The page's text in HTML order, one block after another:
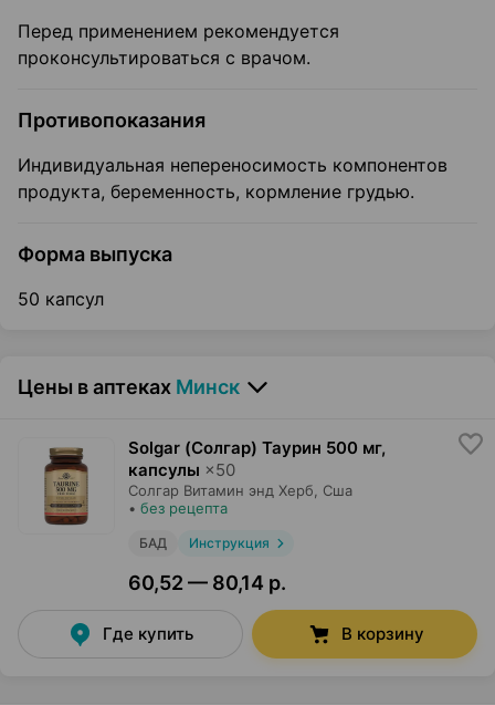
Перед применением рекомендуется
проконсультироваться с врачом.
Противопоказания
Индивидуальная непереносимость компонентов
продукта, беременность, кормление грудью.
Форма выпуска
50 капсул
Цены в аптеках Минск
Solgar (Солгар) Таурин 500 мг,
капсулы ×50
Солгар Витамин энд Херб, Сша
• без рецепта
БАД Инструкция
60,52 — 80,14 р.
Где купить В корзину